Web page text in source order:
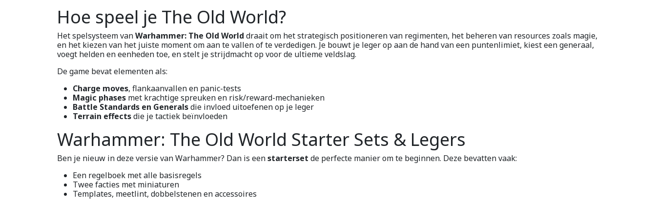
Hoe speel je The Old World?
Het spelsysteem vanWarhammer: The Old World draait om het strategisch positioneren van regimenten, het beheren van resources zoals magie,
en het kiezen van het juiste moment om aan te vallen of te verdedigen. Je bouwt je leger op aan de hand van een puntenlimiet, kiest een generaal,
voegt helden en eenheden toe, en stelt je strijdmacht op voor de ultieme veldslag.
De game bevat elementen als:
Charge moves, flankaanvallen en panic-tests
Magic phases met krachtige spreuken en risk/reward-mechanieken
Battle Standards en Generalsdie invloed uitoefenen op je leger
Terrain effectsdie je tactiek beïnvloeden
Warhammer: The Old World Starter Sets & Legers
Ben je nieuw in deze versie van Warhammer? Dan is eenstarterset de perfecte manier om te beginnen. Deze bevatten vaak:
Een regelboek met alle basisregels
Twee facties met miniaturen
Templates, meetlint, dobbelstenen en accessoires